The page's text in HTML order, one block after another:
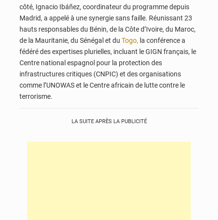
côté, Ignacio Ibáñez, coordinateur du programme depuis
Madrid, a appelé à une synergie sans faille. Réunissant 23
hauts responsables du Bénin, de la Côte d’Ivoire, du Maroc,
de la Mauritanie, du Sénégal et du Togo, la conférence a
fédéré des expertises plurielles, incluant le GIGN français, le
Centre national espagnol pour la protection des
infrastructures critiques (CNPIC) et des organisations
comme l’UNOWAS et le Centre africain de lutte contre le
terrorisme.
LA SUITE APRÈS LA PUBLICITÉ